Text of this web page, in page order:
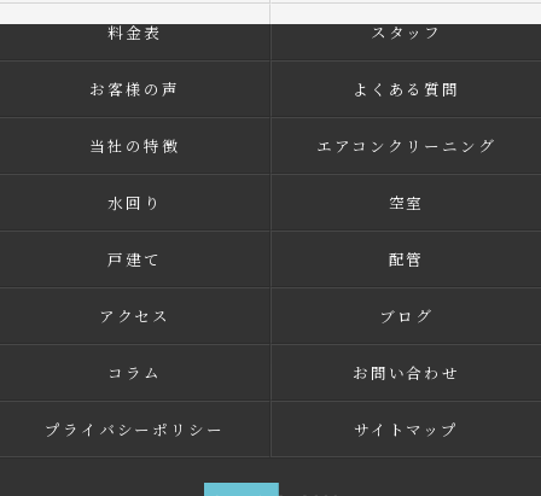
料金表 スタッフ
お客様の声 よくある質問
当社の特徴 エアコンクリーニング
水回り 空室
戸建て 配管
アクセス ブログ
コラム お問い合わせ
プライバシーポリシー サイトマップ